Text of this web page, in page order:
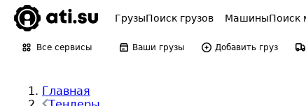
ГрузыПоиск грузов МашиныПоиск
Все сервисы Ваши грузы Добавить груз
Главная